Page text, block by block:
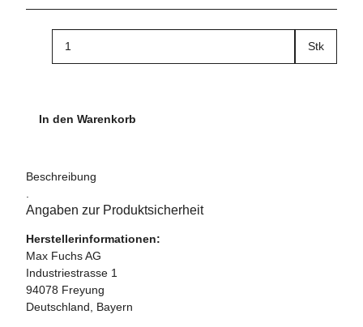
Stk
In den Warenkorb
Beschreibung
Angaben zur Produktsicherheit
Herstellerinformationen:
Max Fuchs AG
Industriestrasse 1
94078 Freyung
Deutschland, Bayern